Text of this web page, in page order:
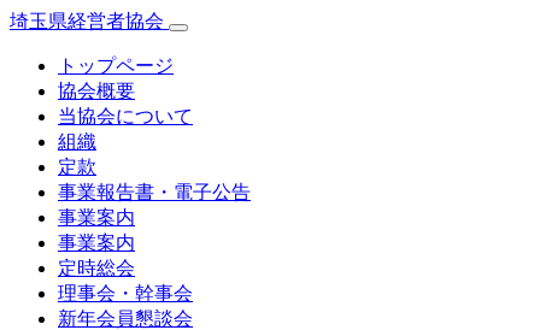
埼玉県経営者協会
トップページ
協会概要
当協会について
組織
定款
事業報告書・電子公告
事業案内
事業案内
定時総会
理事会・幹事会
新年会員懇談会